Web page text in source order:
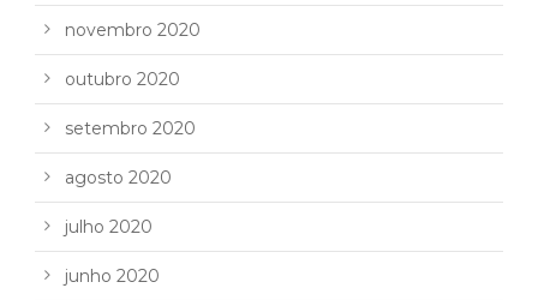
novembro 2020
outubro 2020
setembro 2020
agosto 2020
julho 2020
junho 2020